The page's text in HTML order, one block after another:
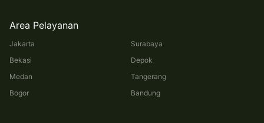
Area Pelayanan
Jakarta
Bekasi
Medan
Bogor
Surabaya
Depok
Tangerang
Bandung